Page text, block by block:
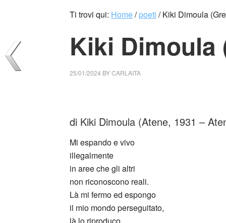
Ti trovi qui: Home/ poeti /Kiki Dimoula
Kiki Dimoula
25/01/2024 BYCARLAITA
di Kiki Dimoula (Atene, 1931 –
Mi espando e vivo
illegalmente
in aree che gli altri
non riconoscono reali.
Là mi fermo ed espongo
il mio mondo perseguitato,